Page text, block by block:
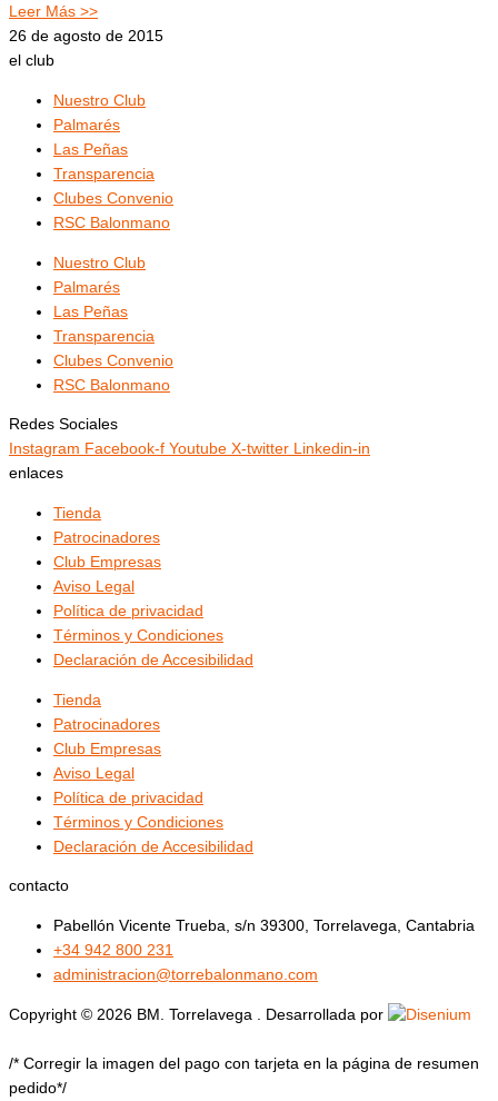
Leer Más >>
26 de agosto de 2015
el club
Nuestro Club
Palmarés
Las Peñas
Transparencia
Clubes Convenio
RSC Balonmano
Nuestro Club
Palmarés
Las Peñas
Transparencia
Clubes Convenio
RSC Balonmano
Redes Sociales
Instagram Facebook-f Youtube X-twitter Linkedin-in
enlaces
Tienda
Patrocinadores
Club Empresas
Aviso Legal
Política de privacidad
Términos y Condiciones
Declaración de Accesibilidad
Tienda
Patrocinadores
Club Empresas
Aviso Legal
Política de privacidad
Términos y Condiciones
Declaración de Accesibilidad
contacto
Pabellón Vicente Trueba, s/n 39300, Torrelavega, Cantabria
+34 942 800 231
administracion@torrebalonmano.com
Copyright © 2026 BM. Torrelavega . Desarrollada por
/* Corregir la imagen del pago con tarjeta en la página de resumen
pedido*/